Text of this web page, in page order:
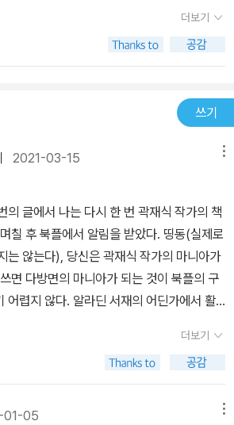
주인공급 인물 이야기지만, 자신과 부분 닮게
에서는 본인이 닮고 싶은 면을 두드러지게
떤다면, 인간의 성격도 어느 점에서는 프랙
고 억지를 부리면서, 이 주인공은 아무래도
!!! 라고 말하고 싶었습니다. 작가님 죄송해
을 잘 몰라요. 당연하죠, 작가님이 어떤 작
고 떠벌릴 만큼 작품을 많이 읽어본 것도 아
하신 그대로입니다.내 경험으로는, 첫 만남
람 중 실제로 내 책을 읽어본 이는 다섯 명 중
쪽진실이라고 생각합니다. 전적으로 동의해
고 떠벌려 보겠습니다. 팬이라고 자처하는
니까요. 저는, 주인공의 치밀하고 (일견) 계
렸어요. 선장하고 나누는 대화보다, 알골들
가님 육성으로 귀에 들리더라고요. 재미있
언급했지만, 팬 어쩌고 하는 데서는 이거 경
스포일러가 되니까 차마 언급 못 하지만 제
읽으면서 따라가질 못할때가 있는데, 이책
세계 웹연재때도 약간 그런 느낌이 있었
천사괄라전은 아 너무 좋음.. 일단 이런 세상
술마시면 개같이 힘이 쎄지는 여자얘기인
너무 노골적으로 분명한 나머지 멍청한 사
진 않을까 약간 걱정될 정도인데.. 여튼 너무
영웅홍양전과도 뭔가 비슷하면서도 다르고
그스 갤러리, 종로도 진짜진짜 좋아요 이전
젤로 좋았었거든요.. 이번 얘기는 혐오가 작
많이 떠오르고요 근래 우리나라에서 벌어진
떠오르고.. 특히 얼리는 능력을 가진 히어로
의 운동속도를 조절한다는 말이고 분지의 운
따라 이름은 달라질수 있다고 하는 개념이
다!!
더보기
쓰기
2021-03-15
의 글에서 나는 다시 한 번 곽재식 작가의 책
칠 후 북플에서 알림을 받았다. 띵동(실제로
는 않는다), 당신은 곽재식 작가의 마니아가
면 다방면의 마니아가 되는 것이 북플의 구
어렵지 않다. 알라딘 서재의 어딘가에서 활
반복적으로(또는 변주하여) 언급한 작가나
저자/아티스트’로 구분해 보았을 때 나는 장
니아라고 한다. 하하. 어쩜 이렇게 소름 돋
작가를 좋아한다’라느니 ‘요새 이 작가를 많
더보기
05